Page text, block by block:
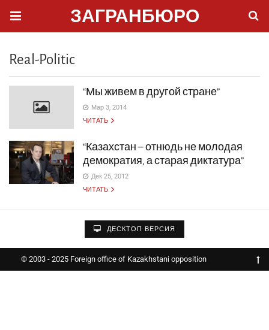
ЗАГРАНБЮРО
Real-Politic
“Мы живем в другой стране”
Мар 3, 2014
ЧИТАТЬ
“Казахстан – отнюдь не молодая
демократия, а старая диктатура”
Дек 25, 2012
ЧИТАТЬ
ДЕСКТОП ВЕРСИЯ
© 2003 - 2025 Foreign office of Kazakhstani opposition